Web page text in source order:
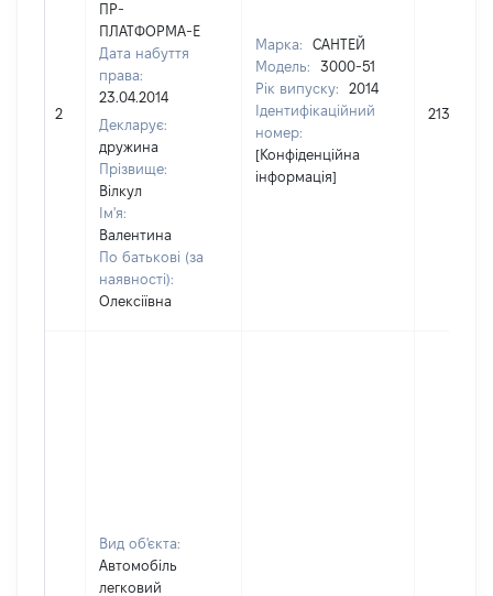
2
ПР-
ПЛАТФОРМА-Е
Дата набуття
права:
23.04.2014
Декларує:
дружина
Прізвище:
Вілкул
Ім'я:
Валентина
По батькові (за
наявності):
Олексіївна
Марка:
САНТЕЙ
Модель:
3000-51
Рік випуску:
2014
Ідентифікаційний
номер:
[Конфіденційна
інформація]
21300
Вид об'єкта:
Автомобіль
легковий